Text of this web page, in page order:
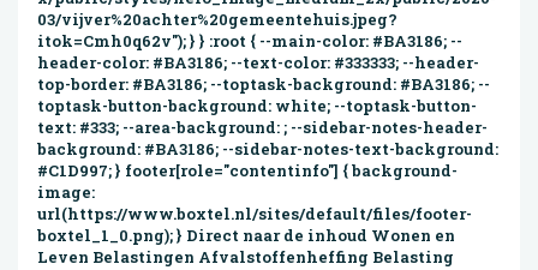
03/vijver%20achter%20gemeentehuis.jpeg?
itok=Cmh0q62v"); } } :root { --main-color: #BA3186; --
header-color: #BA3186; --text-color: #333333; --header-
top-border: #BA3186; --toptask-background: #BA3186; --
toptask-button-background: white; --toptask-button-
text: #333; --area-background: ; --sidebar-notes-header-
background: #BA3186; --sidebar-notes-text-background:
#C1D997; } footer[role="contentinfo"] { background-
image:
url(https://www.boxtel.nl/sites/default/files/footer-
boxtel_1_0.png); } Direct naar de inhoud Wonen en
Leven Belas­tingen Afvalstoffen­heffing Belasting